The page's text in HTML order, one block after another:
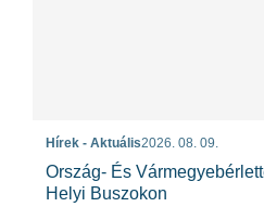
Hírek - Aktuális2026. 08. 09.
Ország- És
Helyi Buszokon